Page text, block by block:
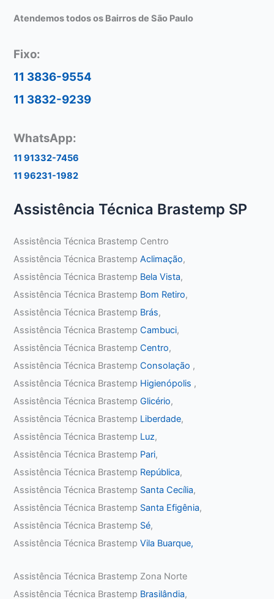
Atendemos todos os Bairros de São Paulo
Fixo:
11 3836-9554
11 3832-9239
WhatsApp:
11 91332-7456
11 96231-1982
Assistência Técnica Brastemp SP
Assistência Técnica Brastemp Centro
Assistência Técnica BrastempAclimação,
Assistência Técnica Brastemp Bela Vista,
Assistência Técnica Brastemp Bom Retiro,
Assistência Técnica Brastemp Brás,
Assistência Técnica BrastempCambuci,
Assistência Técnica BrastempCentro,
Assistência Técnica BrastempConsolação ,
Assistência Técnica Brastemp Higienópolis ,
Assistência Técnica BrastempGlicério,
Assistência Técnica Brastemp Liberdade,
Assistência Técnica Brastemp Luz,
Assistência Técnica Brastemp Pari,
Assistência Técnica Brastemp República,
Assistência Técnica Brastemp Santa Cecília,
Assistência Técnica Brastemp Santa Efigênia,
Assistência Técnica Brastemp Sé,
Assistência Técnica BrastempVila Buarque,
Assistência Técnica Brastemp Zona Norte
Assistência Técnica Brastemp Brasilândia,